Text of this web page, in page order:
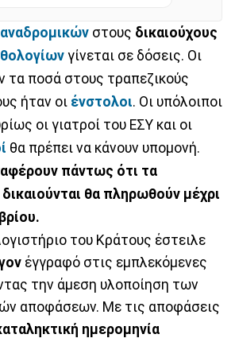
αναδρομικών στους δικαιούχους
γίνεται σε δόσεις. Οι
τα ποσά στους τραπεζικούς
ήταν οι ένστολοι. Οι υπόλοιποι
οι γιατροί του ΕΣΥ και οι
θα πρέπει να κάνουν υπομονή.
πάντως ότι τα
θα πληρωθούν μέχρι
του Κράτους έστειλε
έγγραφό στις εμπλεκόμενες
την άμεση υλοποίηση των
αποφάσεων. Με τις αποφάσεις
ημερομηνία